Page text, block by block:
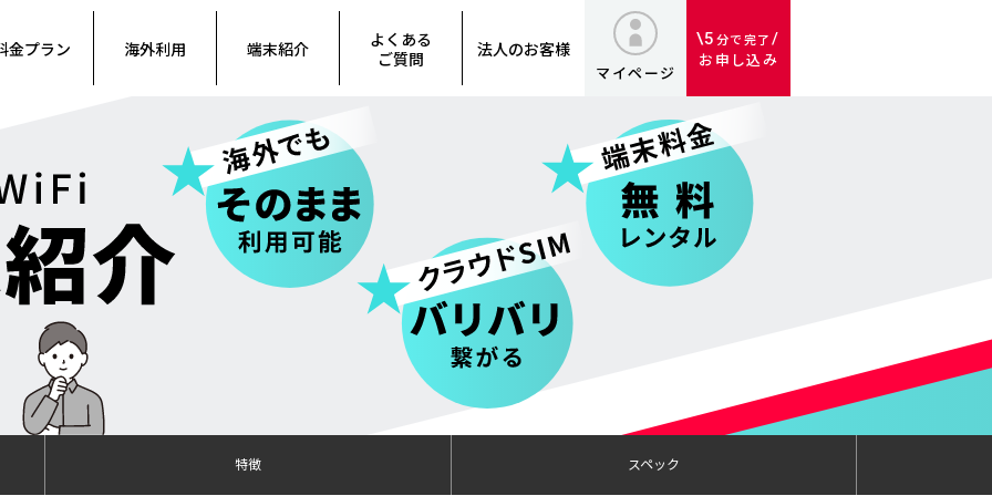
金プラン 海外利用 端末紹介
よくある
ご質問
法人のお客様
マイページ
\5 分で完了 /
お申し込み
特徴 スペック